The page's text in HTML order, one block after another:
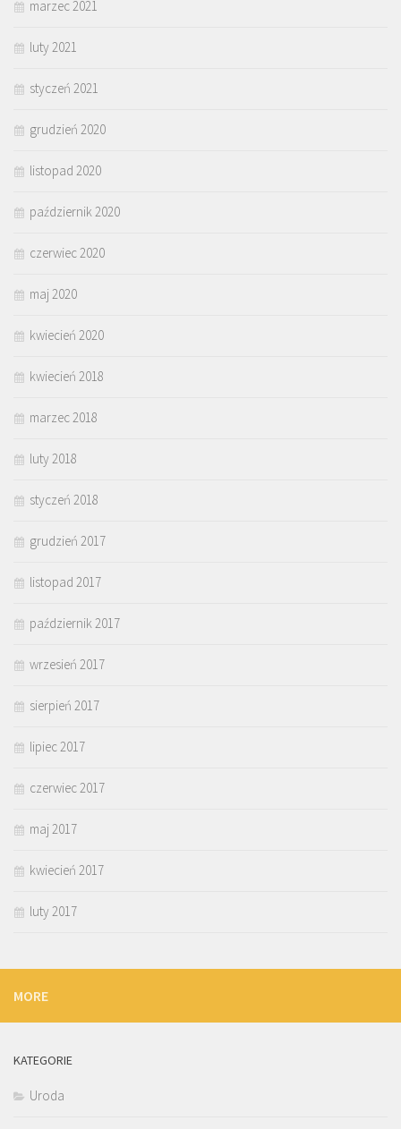
marzec 2021
luty 2021
styczeń 2021
grudzień 2020
listopad 2020
październik 2020
czerwiec 2020
maj 2020
kwiecień 2020
kwiecień 2018
marzec 2018
luty 2018
styczeń 2018
grudzień 2017
listopad 2017
październik 2017
wrzesień 2017
sierpień 2017
lipiec 2017
czerwiec 2017
maj 2017
kwiecień 2017
luty 2017
MORE
KATEGORIE
Uroda